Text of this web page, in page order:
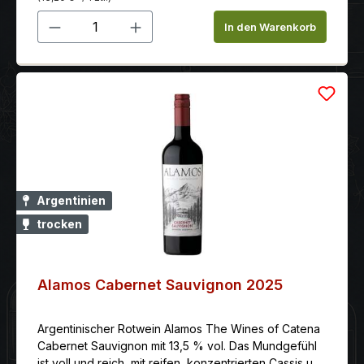
Produkt Anzahl: Gib denIn den Warenkorb
Argentinien
trocken
Alamos Cabernet Sauvignon 2025
Argentinischer Rotwein Alamos The Wines of Catena
Cabernet Sauvignon mit 13,5 % vol. Das Mundgefühl